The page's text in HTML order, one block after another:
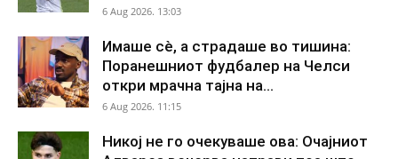
6 Aug 2026. 13:03
Имаше сè, а страдаше во тишина:
Поранешниот фудбалер на Челси
откри мрачна тајна на...
6 Aug 2026. 11:15
Никој не го очекуваше ова: Очајниот